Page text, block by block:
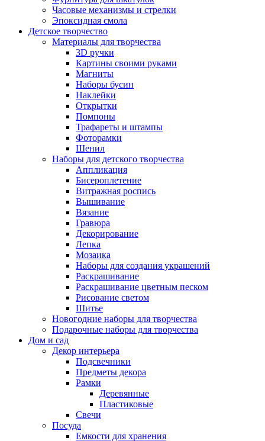
Часовые механизмы и стрелки
Эпоксидная смола
Детское творчество
Материалы для творчества
3D ручки
Картины своими руками
Магниты
Наборы бусин
Наклейки
Открытки
Помпоны
Трафареты и штампы
Фоторамки
Шенил
Наборы для детского творчества
Аппликация
Бисероплетение
Витражная роспись
Вышивание
Вязание
Гравюра
Декорирование
Лепка
Мозаика
Наборы для создания украшений
Раскрашивание
Раскрашивание цветным песком
Рисование светом
Шитье
Новогодние наборы для творчества
Подарочные наборы для творчества
Дом и сад
Декор интерьера
Подсвечники
Предметы декора
Рамки
Деревянные
Пластиковые
Свечи
Посуда
Емкости для хранения